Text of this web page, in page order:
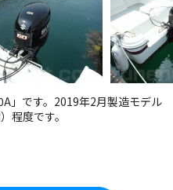
」です。2019年2月製造モデル
程度です。